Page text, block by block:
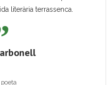
literària terrassenca.
poeta